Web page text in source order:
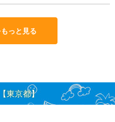
っと見る
東京都】